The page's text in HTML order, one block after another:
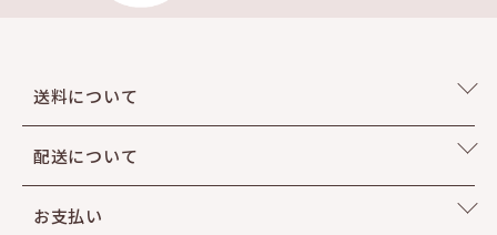
送料について
配送について
お支払い